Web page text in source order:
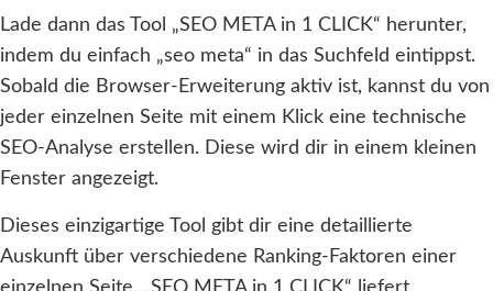
Lade dann das Tool „SEO META in 1 CLICK“ herunter,
indem du einfach „seo meta“ in das Suchfeld eintippst.
Sobald die Browser-Erweiterung aktiv ist, kannst du von
jeder einzelnen Seite mit einem Klick eine technische
SEO-Analyse erstellen. Diese wird dir in einem kleinen
Fenster angezeigt.
Dieses einzigartige Tool gibt dir eine detaillierte
Auskunft über verschiedene Ranking-Faktoren einer